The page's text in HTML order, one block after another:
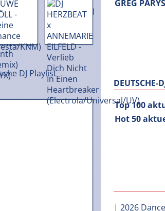
GREG PARYS
DEUTSCHE-
Top 100
Hot 50
| 2026 Dance